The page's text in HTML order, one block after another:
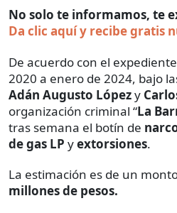
No solo te informamos, te
Da clic aquí y recibe gratis
De acuerdo con el
2020 a enero de 2024, bajo
Adán Augusto Lópezy
organización criminal “La
tras semana el botín de
de gas LP yextorsiones.
La estimación es de un
millones de pesos.